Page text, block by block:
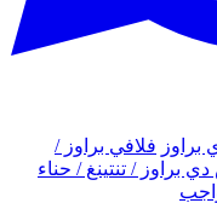
براوز فلافي براوز /
براوز / تنتينغ / حناء